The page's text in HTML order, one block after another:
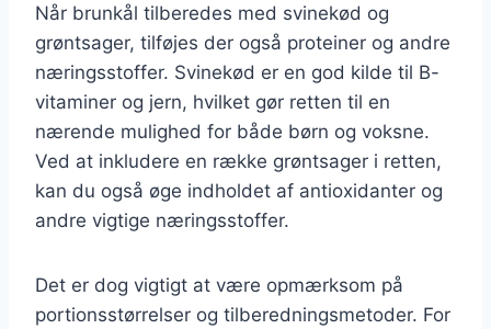
Når brunkål tilberedes med svinekød og
grøntsager, tilføjes der også proteiner og andre
næringsstoffer. Svinekød er en god kilde til B-
vitaminer og jern, hvilket gør retten til en
nærende mulighed for både børn og voksne.
Ved at inkludere en række grøntsager i retten,
kan du også øge indholdet af antioxidanter og
andre vigtige næringsstoffer.
Det er dog vigtigt at være opmærksom på
portionsstørrelser og tilberedningsmetoder. For